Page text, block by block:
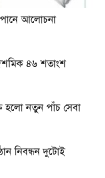
আলোচনা
৪৬ শতাংশ
হলো নতুন পাঁচ সেবা
নিবন্ধন দুটোই